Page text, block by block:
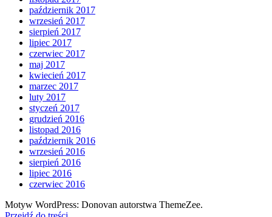
październik 2017
wrzesień 2017
sierpień 2017
lipiec 2017
czerwiec 2017
maj 2017
kwiecień 2017
marzec 2017
luty 2017
styczeń 2017
grudzień 2016
listopad 2016
październik 2016
wrzesień 2016
sierpień 2016
lipiec 2016
czerwiec 2016
Motyw WordPress: Donovan autorstwa ThemeZee.